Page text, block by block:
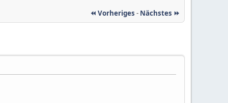
⏪ Vorheriges - Nächstes ⏩